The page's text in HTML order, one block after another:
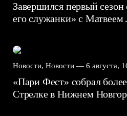
Завершился первый
его служанки» с
Новости, Новости — 6 августа,
«Пари Фест» собрал
Стрелке в Нижнем